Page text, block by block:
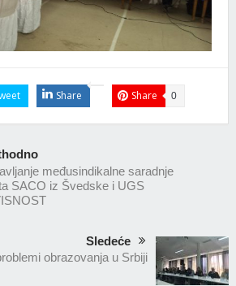
Share Share 0
međusindikalne saradnje
SACO iz Švedske i UGS
Sledeće
obrazovanja u Srbiji